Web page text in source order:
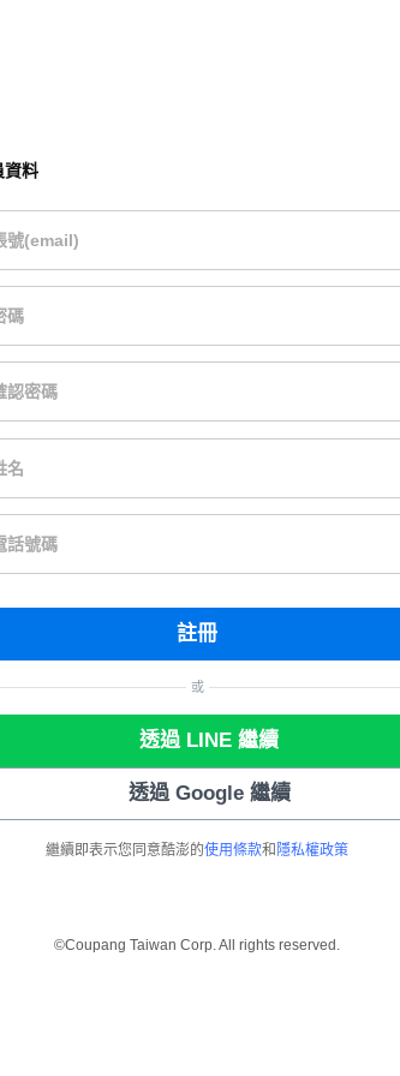
資料
號(email)
碼
認密碼
名
話號碼
註冊
或
透過 LINE 繼續
透過 Google 繼續
繼續即表示您同意酷澎的使用條款和 隱私權政策
©Coupang Taiwan Corp. All rights reserved.